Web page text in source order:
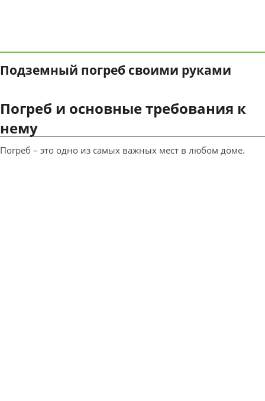
Подземный погреб своими руками
Погреб и основные требования к
нему
Погреб – это одно из самых важных мест в любом доме.